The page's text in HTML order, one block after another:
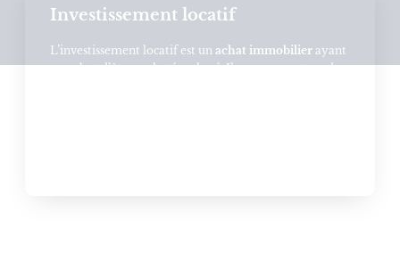
Investissement locatif
L’investissement locatif est un achat immobilier ayant
pour but d’être racheté ou loué. Il a pour avantage de